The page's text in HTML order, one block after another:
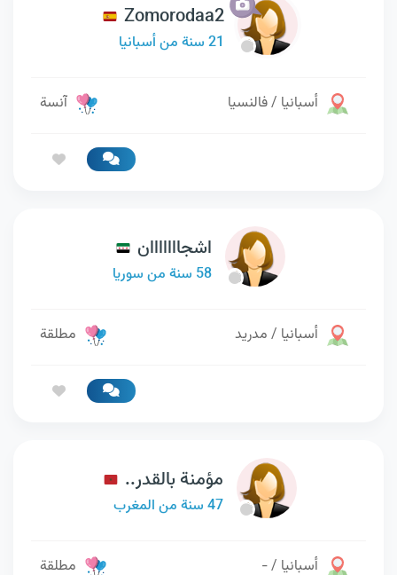
Zomorodaa2
21 سنة من أسبانيا
أسبانيا / فالنسيا آنسة
اشجااااااان
58 سنة من سوريا
أسبانيا / مدريد مطلقة
مؤمنة بالقدر..
47 سنة من المغرب
أسبانيا / - مطلقة